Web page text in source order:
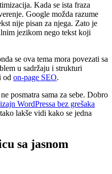
Kada se ista fraza
Google možda razume
nije pisan za njega. Zato je
jezikom nego tekst koji
se ova tema mora povezati sa
u sadržaju i strukturi
od on-page SEO.
posmatra sama za sebe. Dobro
WordPressa bez grešaka
lakše vidi kako se jedna
sa jasnom